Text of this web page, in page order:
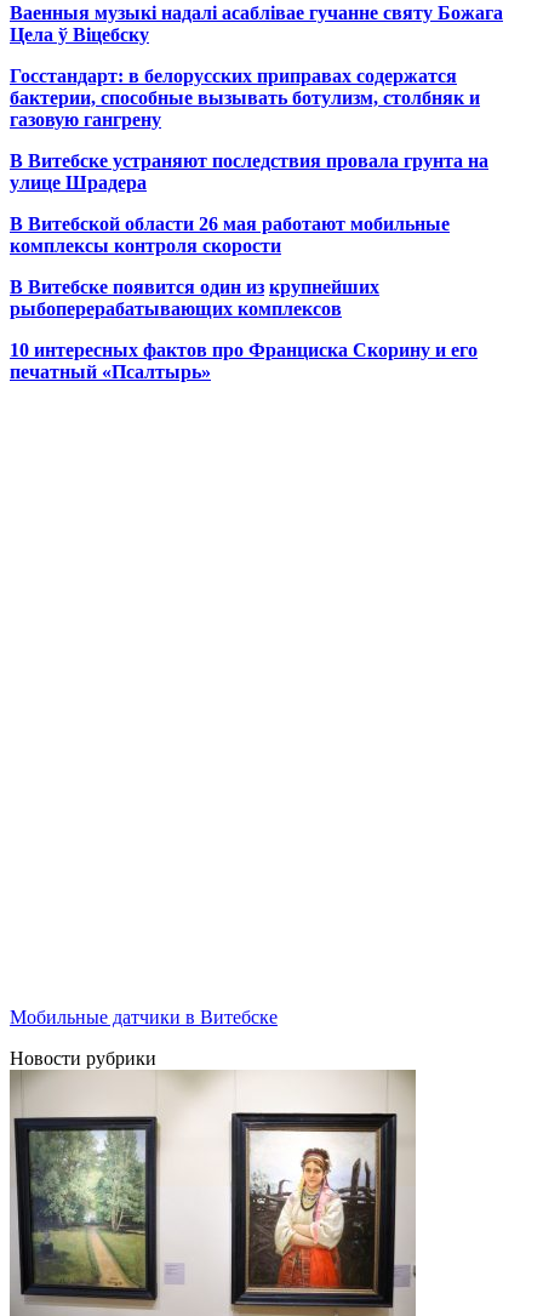
Ваенныя музыкі надалі асаблівае гучанне святу Божага
Цела ў Віцебску
Госстандарт: в белорусских приправах содержатся
бактерии, способные вызывать ботулизм, столбняк и
газовую гангрену
В Витебске устраняют последствия провала грунта на
улице Шрадера
В Витебской области 26 мая работают мобильные
комплексы контроля скорости
В Витебске появится один из крупнейших
рыбоперерабатывающих комплексов
10 интересных фактов про Франциска Скорину и его
печатный «Псалтырь»
Мобильные датчики в Витебске
Новости рубрики